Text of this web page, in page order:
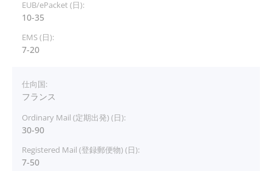
10-35
7-20
フランス
30-90
7-50